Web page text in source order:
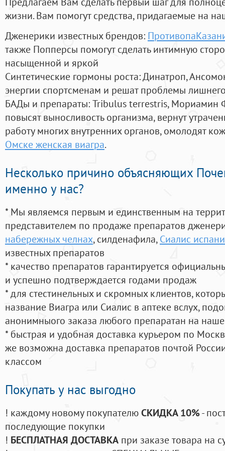
жизни. Вам помогут средства, придагаемые на
Дженерики известных брендов:
также Попперсы помогут сделать интимную
насыщенной и яркой
Синтетические гормоны роста: Динатроп,
энергии спортсменам и решат проблемы
БАДы и препараты:Tribulus terrestris, Мориамин
повысят выносливость организма, вернут
работу многих внутренних органов, омолодят
Омске женская виагра.
Несколько причино объясняющих
именно у нас?
* Мы являемся первым и единственным на
представителем по продаже препаратов
набережных челнах, силденафила, Сиалис
известных препаратов
* качество препаратов гарантируется
и успешно подтверждается годами продаж
* для стестинельных и скромных клиентов,
название Виагра или Сиалис в аптеке вслух,
анонимныого заказа любого препаратан на
* быстрая и удобная доставка курьером по
же возможна доставка препаратов почтой
классом
Покупать у нас выгодно
! каждому новому покупателюСКИДКА 10%-
последующие покупки
! БЕСПЛАТНАЯ ДОСТАВКА при заказе товара на